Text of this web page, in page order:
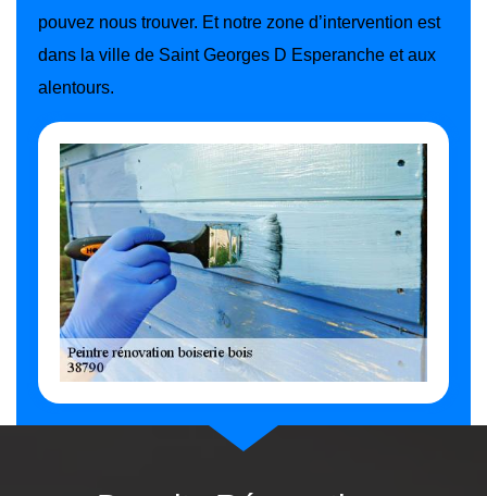
pouvez nous trouver. Et notre zone d’intervention est
dans la ville de Saint Georges D Esperanche et aux
alentours.